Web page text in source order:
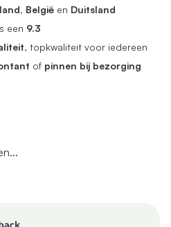
België en Duitsland
een 9.3
, topkwaliteit voor iedereen
of pinnen bij bezorging